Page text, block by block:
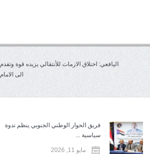
اليافعي: اختلاق الازمات للأنتقالي يزيده قوة وتقدم
الى الامام
فريق الحوار الوطني الجنوبي ينظم ندوة
سياسية ...
مايو 11, 2026